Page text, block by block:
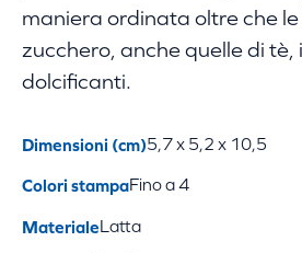
maniera ordinata oltre che le
zucchero, anche quelle di tè,
dolcificanti.
Dimensioni (cm)5,7 x 5,2 x 10,5
Colori stampaFino a 4
MaterialeLatta